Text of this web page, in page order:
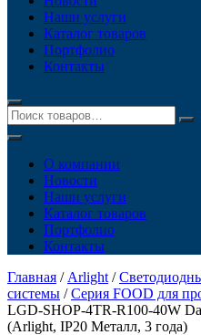
Наши услуги
Каталог товаров
Портфолио
Контакты
О компании
Новости
Наши услуги
Каталог товаров
Портфолио
Контакты
Главная / Arlight /
системы /Серия FOOD для
LGD-SHOP-4TR-R100-40W
(Arlight, IP20 Металл, 3 года)